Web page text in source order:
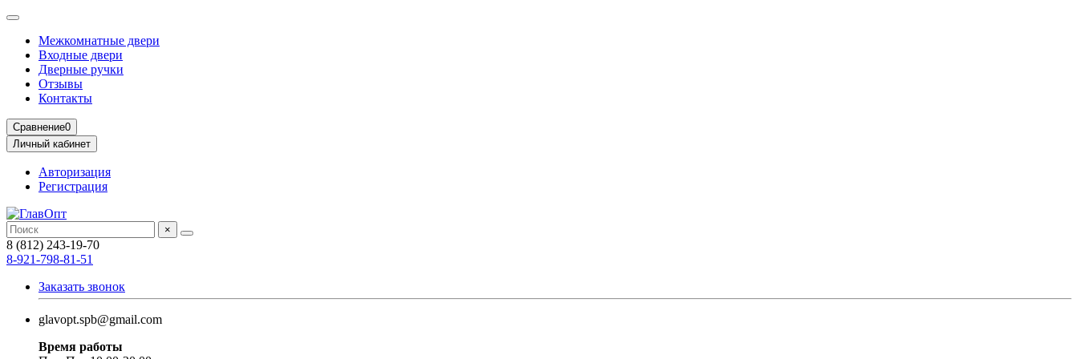
Межкомнатные двери
Входные двери
Дверные ручки
Отзывы
Контакты
Сравнение0
Личный кабинет
Авторизация
Регистрация
×
8 (812) 243-19-70
8-921-798-81-51
Заказать звонок
glavopt.spb@gmail.com
Время работы